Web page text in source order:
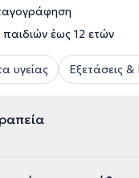
έως 12 ετών
υγείας Εξετάσεις